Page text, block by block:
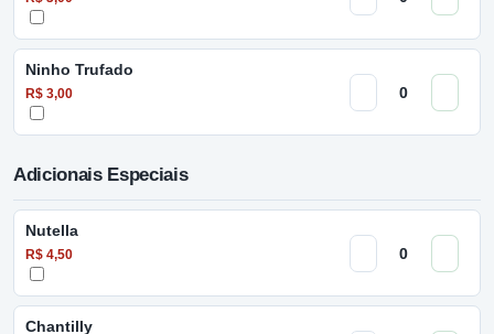
Ninho Trufado
R$ 3,00
Adicionais Especiais
Nutella
R$ 4,50
Chantilly